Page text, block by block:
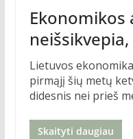
Ekonomikos
Lietuvos
pirmąjį šių metų
didesnis nei prieš
Skaityti daugiau